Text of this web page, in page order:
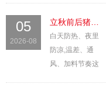
这几个小时。产
前准备、接产流
程、助产时机、
假死仔猪抢救,一
次说清。[详情]
05
2026-08
立秋前后猪场管理：昼夜温差一拉大,这几件事要提前做
白天防热、夜里
防凉,温差、通
风、加料节奏这